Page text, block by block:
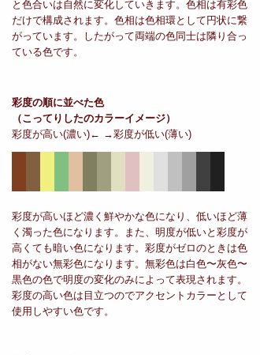
と色合いは自然に変化していきます。色相は有彩色
だけで構成されます。色相は色相環として円状に繋
がっています。したがって両端の色同士は隣り合っ
ている色です。
彩度の順に並べた色
（こってりしたのカラーイメージ）
彩度が高い(濃い)← →彩度が低い(薄い)
彩度が高いほど濃く鮮やかな色になり、低いほど薄
く濁った色になります。また、明度が低いと彩度が
高くても暗い色になります。彩度がゼロのときは色
相がない無彩色になります。無彩色は白色〜灰色〜
黒色の色で明度の変化のみによって表現されます。
彩度の高い色は目立つのでアクセントカラーとして
使用しやすい色です。